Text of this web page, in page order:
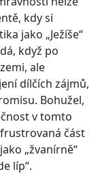
kdy si
jako „Ježíše“
když po
ale
dílčích zájmů,
Bohužel,
v tomto
část
„žvanírně“
líp“.